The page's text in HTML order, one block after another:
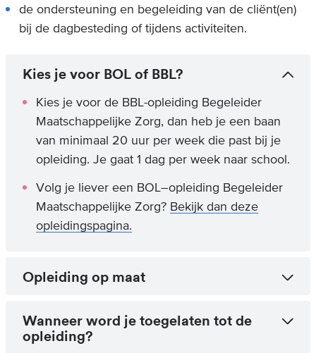
de ondersteuning en begeleiding van de cliënt(en)
bij de dagbesteding of tijdens activiteiten.
Kies je voor BOL of BBL?
Kies je voor de BBL-opleiding Begeleider
Maatschappelijke Zorg, dan heb je een baan
van minimaal 20 uur per week die past bij je
opleiding. Je gaat 1 dag per week naar school.
Volg je liever een BOL–opleiding Begeleider
Maatschappelijke Zorg? Bekijk dan deze
opleidingspagina.
Opleiding op maat
Wanneer word je toegelaten tot de
opleiding?